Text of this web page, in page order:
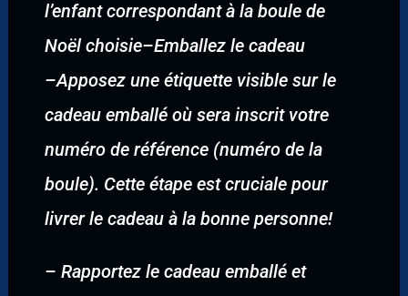
l’enfant correspondant à la boule de
Noël choisie–Emballez le cadeau
–Apposez une étiquette visible sur le
cadeau emballé où sera inscrit votre
numéro de référence (numéro de la
boule). Cette étape est cruciale pour
livrer le cadeau à la bonne personne!
– Rapportez le cadeau emballé et